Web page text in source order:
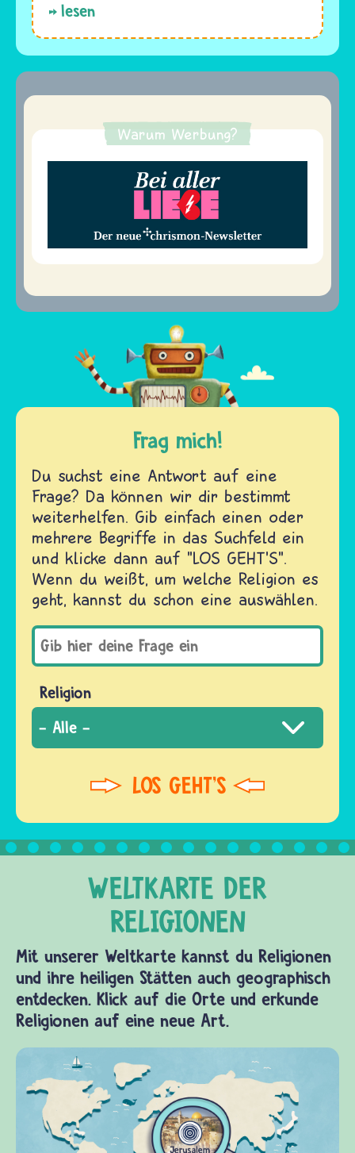
lesen
Warum Werbung?
Frag mich!
Du suchst eine Antwort auf eine
Frage? Da können wir dir bestimmt
weiterhelfen. Gib einfach einen oder
mehrere Begriffe in das Suchfeld ein
und klicke dann auf "LOS GEHT'S".
Wenn du weißt, um welche Religion es
geht, kannst du schon eine auswählen.
Religion
Mit unserer Weltkarte kannst du Religionen
und ihre heiligen Stätten auch geographisch
entdecken. Klick auf die Orte und erkunde
Religionen auf eine neue Art.